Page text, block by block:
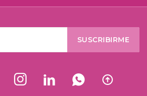
SUSCRIBIRME
   